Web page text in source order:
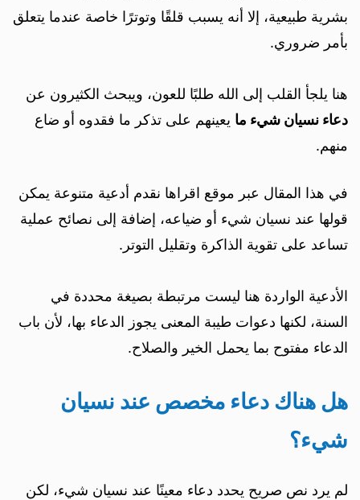
بشرية طبيعية، إلا أنه يسبب قلقًا وتوترًا خاصة عندما يتعلق
بأمر ضروري.
هنا يلجأ القلب إلى الله طلبًا للعون، ويبحث الكثيرون عن
دعاء نسيان شيء ما يعينهم على تذكر ما فقدوه أو ضاع
منهم.
في هذا المقال عبر موقع اقراها نقدم أدعية متنوعة يمكن
قولها عند نسيان شيء أو ضياعه، إضافة إلى نصائح عملية
تساعد على تقوية الذاكرة وتقليل التوتر.
الأدعية الواردة هنا ليست مرتبطة بصيغة محددة في
السنة، لكنها دعوات طيبة المعنى يجوز الدعاء بها، لأن باب
الدعاء مفتوح بما يحمل الخير والصلاح.
هل هناك دعاء مخصص عند نسيان
شيء؟
لم يرد نص صريح يحدد دعاء معينًا عند نسيان شيء، لكن